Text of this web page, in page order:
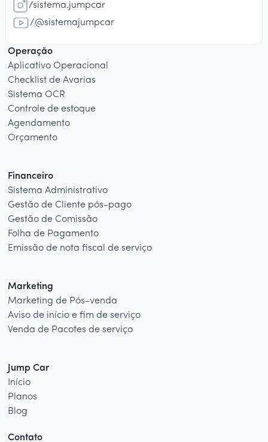
/sistema.jumpcar
/@sistemajumpcar
Operação
Aplicativo Operacional
Checklist de Avarias
Sistema OCR
Controle de estoque
Agendamento
Orçamento
Financeiro
Sistema Administrativo
Gestão de Cliente pós-pago
Gestão de Comissão
Folha de Pagamento
Emissão de nota fiscal de serviço
Marketing
Marketing de Pós-venda
Aviso de início e fim de serviço
Venda de Pacotes de serviço
Jump Car
Início
Planos
Blog
Contato